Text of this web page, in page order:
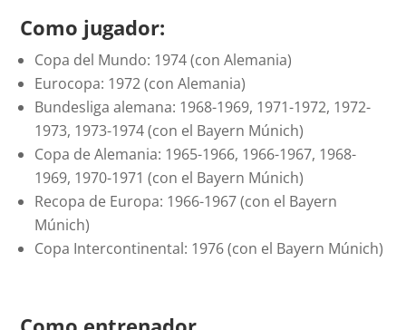
Como jugador:
Copa del Mundo: 1974 (con Alemania)
Eurocopa: 1972 (con Alemania)
Bundesliga alemana: 1968-1969, 1971-1972, 1972-
1973, 1973-1974 (con el Bayern Múnich)
Copa de Alemania: 1965-1966, 1966-1967, 1968-
1969, 1970-1971 (con el Bayern Múnich)
Recopa de Europa: 1966-1967 (con el Bayern
Múnich)
Copa Intercontinental: 1976 (con el Bayern Múnich)